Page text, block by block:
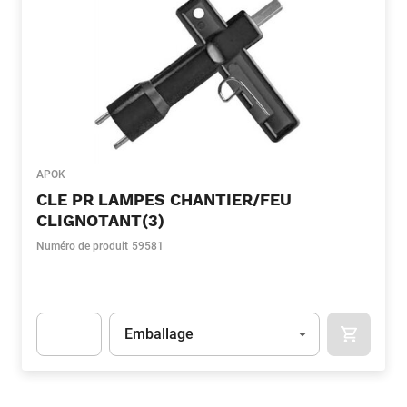
APOK
CLE PR LAMPES CHANTIER/FEU
CLIGNOTANT(3)
Numéro de produit 59581
Unité
Emballage